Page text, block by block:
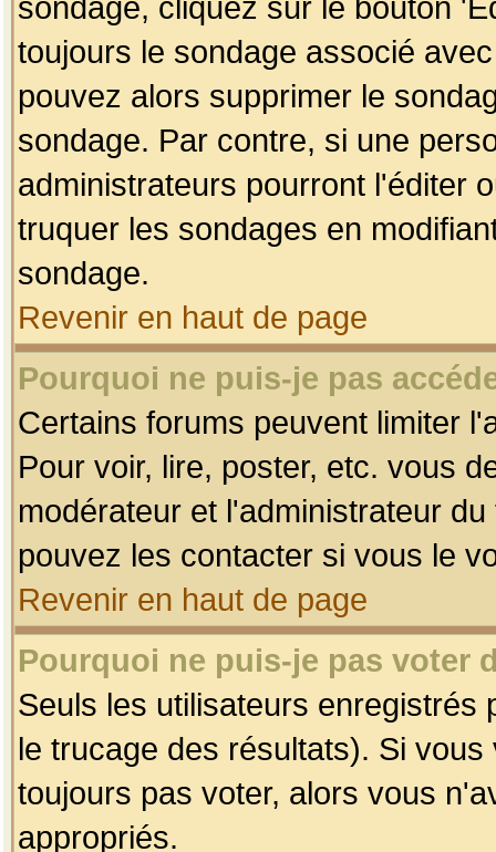
toujours le sondage associé
pouvez alors supprimer le
sondage. Par contre, si une
administrateurs pourront l'éditer
truquer les sondages en
sondage.
Revenir en haut de page
Pourquoi ne puis-je pas
Certains forums peuvent limiter
Pour voir, lire, poster, etc. vous
modérateur et l'administrateur
pouvez les contacter si vous le
Revenir en haut de page
Pourquoi ne puis-je pas voter
Seuls les utilisateurs enregistrés
le trucage des résultats). Si
toujours pas voter, alors vous
appropriés.